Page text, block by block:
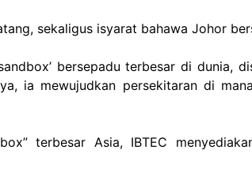
sekaligus isyarat bahawa Johor
bersepadu terbesar di
ia mewujudkan persekitaran di
terbesar Asia, IBTEC